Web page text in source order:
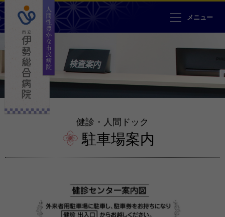
人間性豊かな市民病院 市立伊勢
メニュー
健診・人間ドック
駐車場案内